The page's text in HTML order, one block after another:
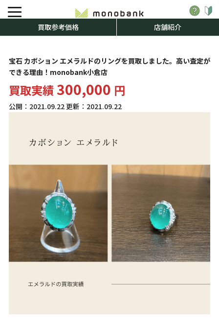
買取参考価格 店舗紹介
宝石 カボション エメラルドのリングを買取しました。高い査定が
できる理由！monobank小倉店
買取実績300,000 円
公開： 2021.09.22更新： 2021.09.22